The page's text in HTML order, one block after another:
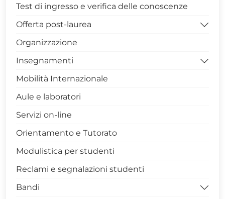
Test di ingresso e verifica delle conoscenze
Offerta post-laurea
Dottorati di Ricerca DISBA
Contatti Coordinatrice Dottorato
Gruppo di Assicurazione della Qualità
PhDiaries
Infrastrutture di Ricerca
Internazionalizzazione
Terza Missione
Avvisi Dottorato
Modulistica Dottorandi
Organizzazione
Insegnamenti
Competenze trasversali in Unibas
Archivio Insegnamenti
Archivio Insegnamenti corso di laurea in
Matematica (L 35)
Magistrale in Matematica (LM 40)
Mobilità Internazionale
Aule e laboratori
Servizi on-line
Orientamento e Tutorato
Modulistica per studenti
Reclami e segnalazioni studenti
Bandi